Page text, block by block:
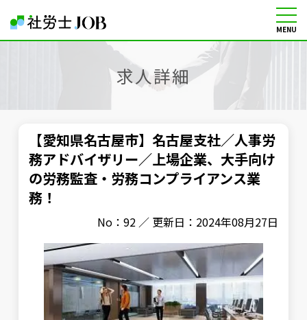
社労士の転職・求人情報サイト MENU
求人詳細
【愛知県名古屋市】名古屋支社／人事労
務アドバイザリー／上場企業、大手向け
の労務監査・労務コンプライアンス業
務！
No：92 ／ 更新日：2024年08月27日